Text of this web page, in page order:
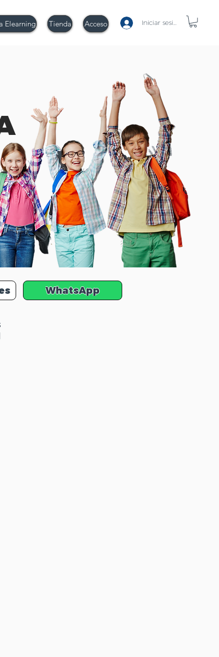
Elearning Tienda Acceso Iniciar sesión
WhatsApp